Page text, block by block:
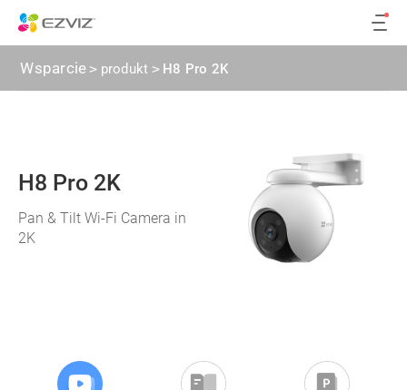
Wsparcie> produkt > H8 Pro 2K
H8 Pro 2K
Pan & Tilt Wi-Fi Camera in
2K